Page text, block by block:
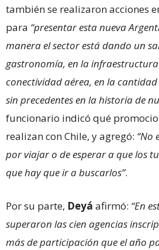
también se realizaron acciones
para “presentar esta nueva
manera el sector está dando un
gastronomía, en la
conectividad aérea, en la
sin precedentes en la historia de
funcionario indicó qué
realizan con Chile, y agregó: “No
por viajar o de esperar a que los
que hay que ir a buscarlos”.
Por su parte, Deyá afirmó: “En
superaron las cien agencias
más de participación que el año